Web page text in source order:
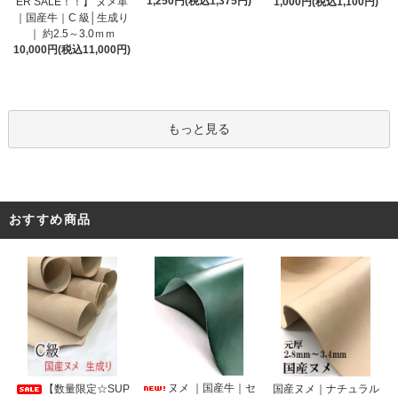
｜国産牛｜C 級│生成り
｜ 約2.5～3.0ｍｍ
10,000円(税込11,000円)
もっと見る
おすすめ商品
【数量限定☆SUP
ヌメ ｜国産牛｜セ
国産ヌメ｜ナチュラル